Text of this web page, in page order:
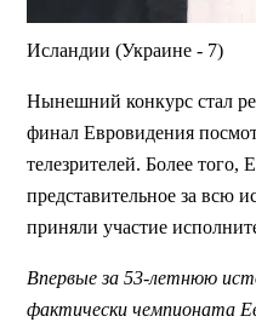
Исландии (Украине - 7)
Нынешний конкурс стал
финал Евровидения
телезрителей. Более того,
представительное за всю
приняли участие
Впервые за 53-летнюю
фактически чемпионата